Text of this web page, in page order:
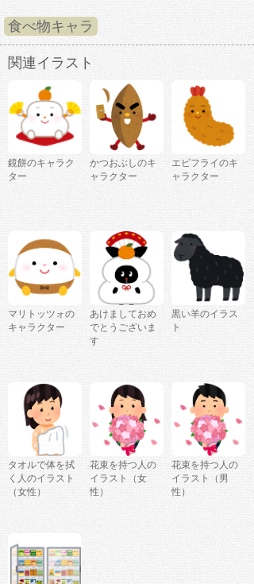
食べ物キャラ
関連イラスト
鏡餅のキャラク
ター
かつおぶしのキ
ャラクター
エビフライのキ
ャラクター
マリトッツォの
キャラクター
あけましておめ
でとうございま
す
黒い羊のイラス
ト
タオルで体を拭
く人のイラスト
（女性）
花束を持つ人の
イラスト（女
性）
花束を持つ人の
イラスト（男
性）